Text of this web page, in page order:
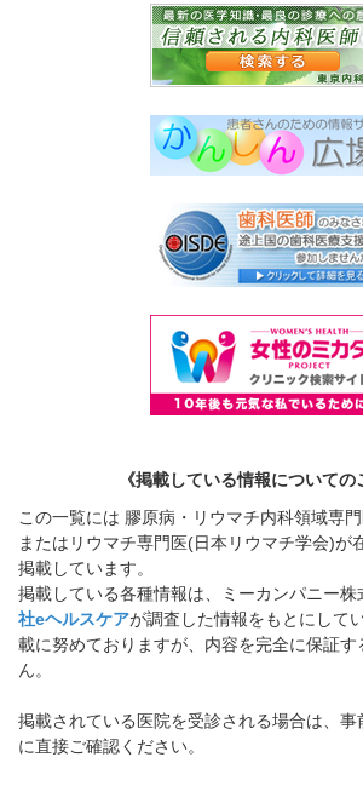
《掲載している情報についての
この一覧には 膠原病・リウマチ内科領域専
またはリウマチ専門医(日本リウマチ学会)が
掲載しています。
掲載している各種情報は、ミーカンパニー株
社eヘルスケアが調査した情報をもとにして
載に努めておりますが、内容を完全に保証
ん。
掲載されている医院を受診される場合は、事
に直接ご確認ください。